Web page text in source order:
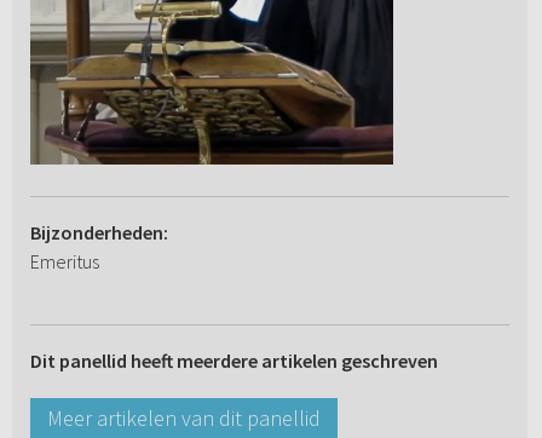
Bijzonderheden:
Emeritus
Dit panellid heeft meerdere artikelen geschreven
Meer artikelen van dit panellid